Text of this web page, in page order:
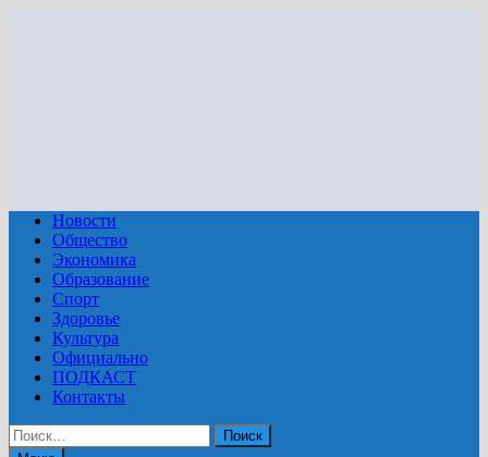
Новости
Общество
Экономика
Образование
Спорт
Здоровье
Культура
Официально
ПОДКАСТ
Контакты
Найти: